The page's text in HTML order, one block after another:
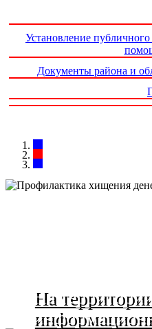
Установление
Документы района и
На